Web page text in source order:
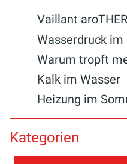
Vaillant
Wasserdruck
Warum tropft
Kalk im Wasser
Heizung im
Kategorien